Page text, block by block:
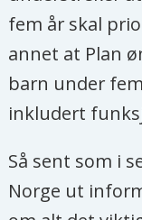
landsbyer,
kritikken.
Les
fem år skal
annet at Plan
barn under
inkludert
Så sent som i
Norge ut